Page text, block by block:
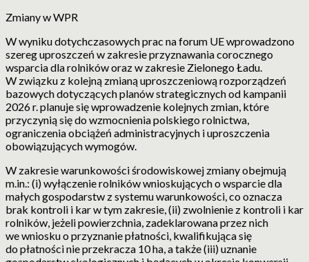
Zmiany w WPR
W wyniku dotychczasowych prac na forum UE wprowadzono
szereg uproszczeń w zakresie przyznawania corocznego
wsparcia dla rolników oraz w zakresie Zielonego Ładu.
W związku z kolejną zmianą uproszczeniową rozporządzeń
bazowych dotyczących planów strategicznych od kampanii
2026 r. planuje się wprowadzenie kolejnych zmian, które
przyczynią się do wzmocnienia polskiego rolnictwa,
ograniczenia obciążeń administracyjnych i uproszczenia
obowiązujących wymogów.
W zakresie warunkowości środowiskowej zmiany obejmują
m.in.: (i) wyłączenie rolników wnioskujących o wsparcie dla
małych gospodarstw z systemu warunkowości, co oznacza
brak kontroli i kar w tym zakresie, (ii) zwolnienie z kontroli i kar
rolników, jeżeli powierzchnia, zadeklarowana przez nich
we wniosku o przyznanie płatności, kwalifikująca się
do płatności nie przekracza 10 ha, a także (iii) uznanie